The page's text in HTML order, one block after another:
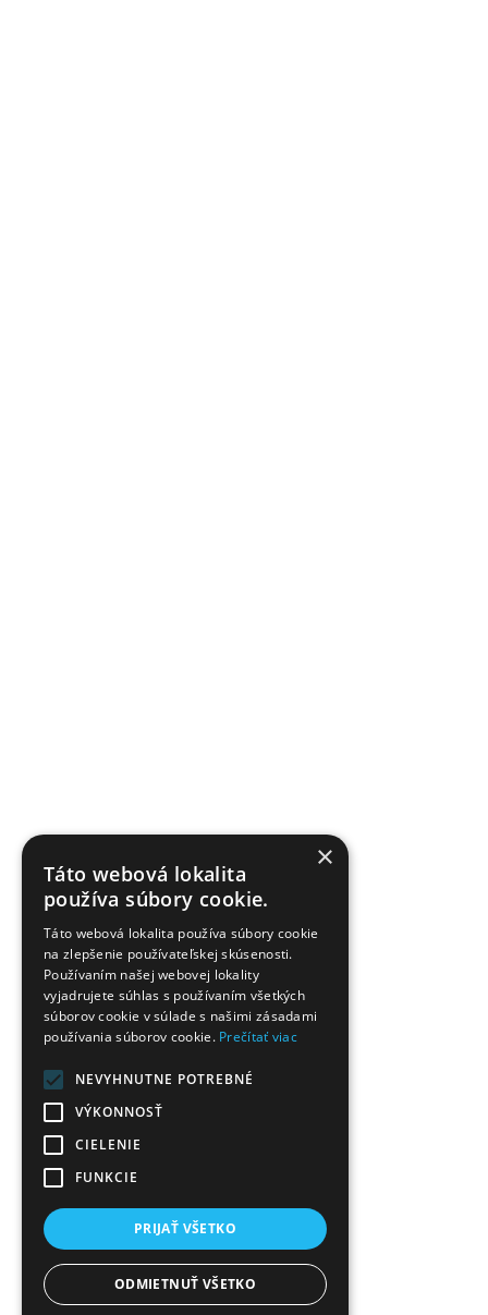
×
Táto webová lokalita
používa súbory cookie.
Táto webová lokalita používa súbory cookie
na zlepšenie používateľskej skúsenosti.
Používaním našej webovej lokality
vyjadrujete súhlas s používaním všetkých
súborov cookie v súlade s našimi zásadami
používania súborov cookie. Prečítať viac
NEVYHNUTNE POTREBNÉ
VÝKONNOSŤ
CIELENIE
FUNKCIE
PRIJAŤ VŠETKO
ODMIETNUŤ VŠETKO